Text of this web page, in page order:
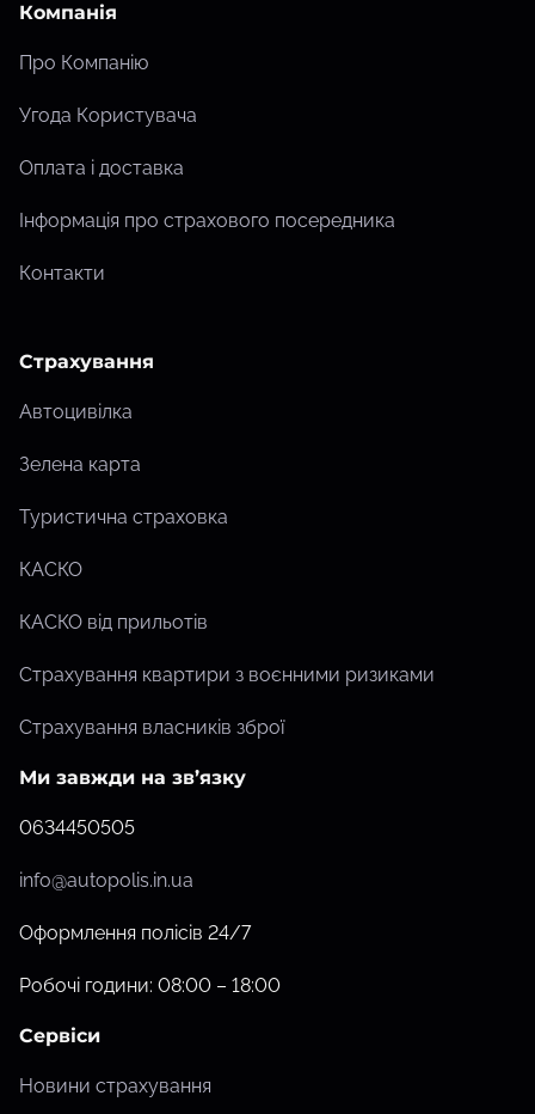
Компанія
Про Компанію
Угода Користувача
Оплата і доставка
Інформація про страхового посередника
Контакти
Страхування
Автоцивілка
Зелена карта
Туристична страховка
КАСКО
КАСКО від прильотів
Страхування квартири з воєнними ризиками
Страхування власників зброї
Ми завжди на зв’язку
0634450505
info@autopolis.in.ua
Оформлення полісів 24/7
Робочі години: 08:00 – 18:00
Сервіси
Новини страхування